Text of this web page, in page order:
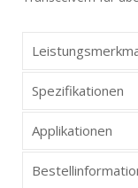
Spezifikationen
Applikationen